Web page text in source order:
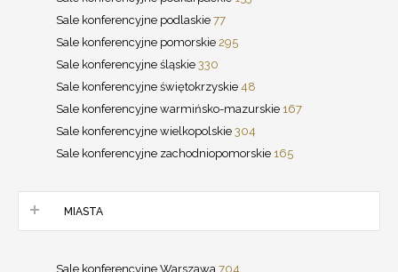
Sale konferencyjne podlaskie 77
Sale konferencyjne pomorskie 295
Sale konferencyjne śląskie 330
Sale konferencyjne świętokrzyskie 48
Sale konferencyjne warmińsko-mazurskie 167
Sale konferencyjne wielkopolskie 304
Sale konferencyjne zachodniopomorskie 165
MIASTA
Sale konferencyjne Warszawa 704